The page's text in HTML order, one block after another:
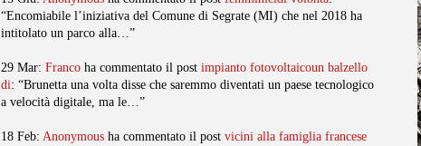
“Encomiabile l’iniziativa del Comune di Segrate (MI) che nel 2018 ha
intitolato un parco alla…”
29 Mar: Franco ha commentato il post impianto fotovoltaicoun balzello
di: “Brunetta una volta disse che saremmo diventati un paese tecnologico
a velocità digitale, ma le…”
18 Feb: Anonymous ha commentato il post vicini alla famiglia francese